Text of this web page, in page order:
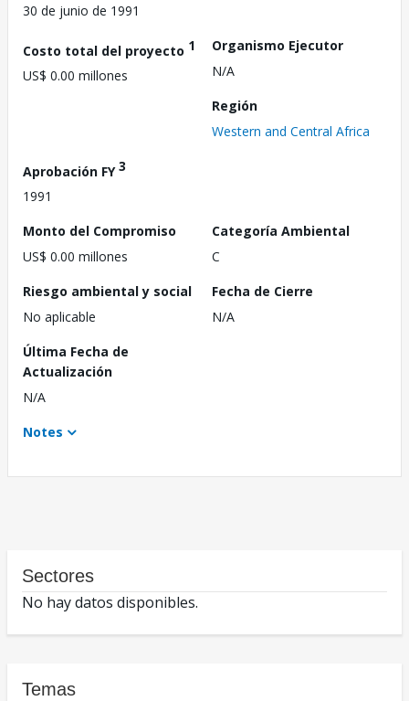
30 de junio de 1991
Costo total del proyecto 1
US$ 0.00 millones
Organismo Ejecutor
N/A
Región
Western and Central Africa
Aprobación FY3
1991
Monto del Compromiso
US$ 0.00 millones
Categoría Ambiental
C
Riesgo ambiental y social
No aplicable
Fecha de Cierre
N/A
Última Fecha de
Actualización
N/A
Notes
Sectores
No hay datos disponibles.
Temas